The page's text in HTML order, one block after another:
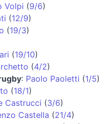
Volpi (9/6)
(12/9)
(19/3)
(19/10)
(4/2)
: Paolo Paoletti (1/5)
(18/1)
Castrucci (3/6)
Castella (21/4)